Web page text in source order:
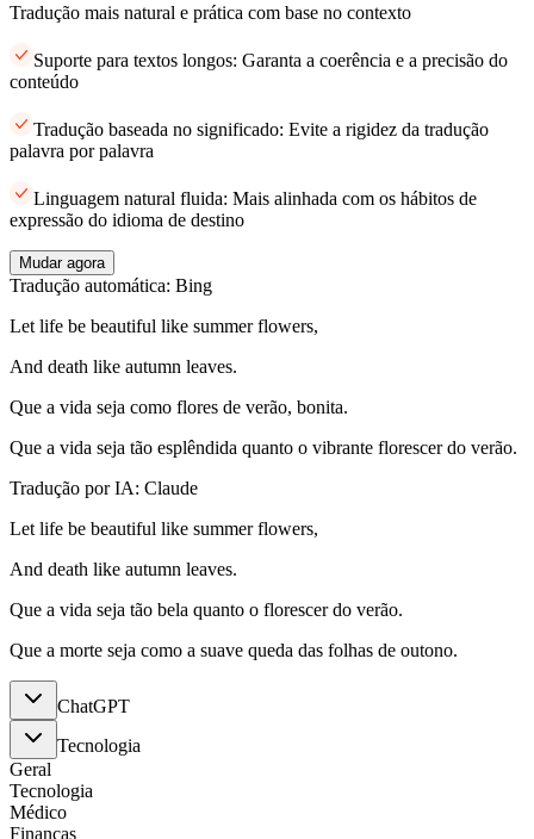
Tradução mais natural e prática com base no contexto
Suporte para textos longos: Garanta a coerência e a precisão do
conteúdo
Tradução baseada no significado: Evite a rigidez da tradução
palavra por palavra
Linguagem natural fluida: Mais alinhada com os hábitos de
expressão do idioma de destino
Mudar agora
Tradução automática: Bing
Let life be beautiful like summer flowers,
And death like autumn leaves.
Que a vida seja como flores de verão, bonita.
Que a vida seja tão esplêndida quanto o vibrante florescer do verão.
Tradução por IA: Claude
Let life be beautiful like summer flowers,
And death like autumn leaves.
Que a vida seja tão bela quanto o florescer do verão.
Que a morte seja como a suave queda das folhas de outono.
ChatGPT
Tecnologia
Geral
Tecnologia
Médico
Finanças